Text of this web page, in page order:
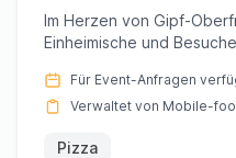
Im Herzen von Gipf-
Einheimische und
Für Event-Anfragen
Verwaltet von Mobile-
Pizza